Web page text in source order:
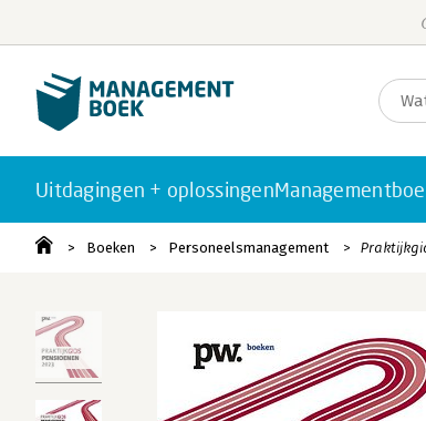
Uitdagingen + oplossingen
Boeken Personeelsmanagement